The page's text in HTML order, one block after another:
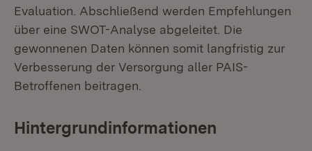
Evaluation. Abschließend werden Empfehlungen
über eine SWOT-Analyse abgeleitet. Die
gewonnenen Daten können somit langfristig zur
Verbesserung der Versorgung aller PAIS-
Betroffenen beitragen.
Hintergrundinformationen